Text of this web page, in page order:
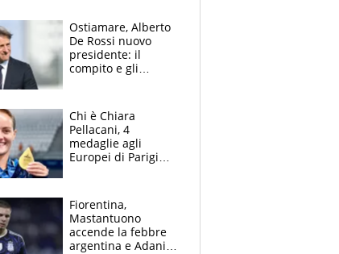
Ostiamare, Alberto
De Rossi nuovo
presidente: il
compito e gli
Chi è Chiara
Pellacani, 4
medaglie agli
Europei di Parigi
giornalista, mamma
insegnante e il
fratello calciatore
Fiorentina,
Mastantuono
accende la febbre
argentina e Adani